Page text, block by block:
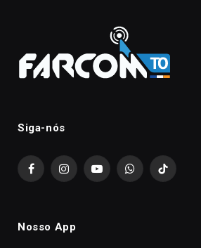
Siga-nós
FacebookInstagramYouTubeWhatsAppTikTok
Nosso App